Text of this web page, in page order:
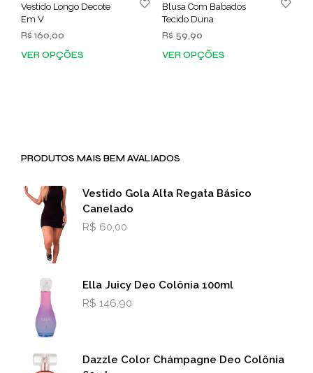
Vestido Longo Decote
Em V
R$ 160,00
VER OPÇÕES
Este
podem
escolhidas
Blusa Com Babados
Tecido Duna
R$ 59,90
VER OPÇÕES
PRODUTOS MAIS BEM AVALIADOS
Vestido Gola Alta Regata Básico
Canelado
R$ 60,00
Ella Juicy Deo Colônia 100ml
R$ 146,90
Dazzle Color Chámpagne Deo Colônia